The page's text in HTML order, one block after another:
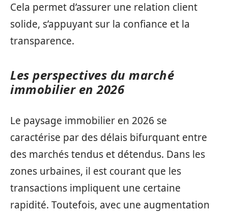
Cela permet d’assurer une relation client
solide, s’appuyant sur la confiance et la
transparence.
Les perspectives du marché
immobilier en 2026
Le paysage immobilier en 2026 se
caractérise par des délais bifurquant entre
des marchés tendus et détendus. Dans les
zones urbaines, il est courant que les
transactions impliquent une certaine
rapidité. Toutefois, avec une augmentation